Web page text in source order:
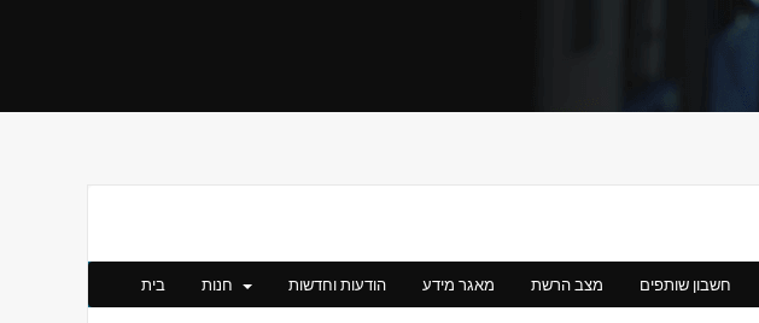
בית הודעות וחדשות מאגר מידע מצב הרשת חשבון שותפים